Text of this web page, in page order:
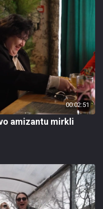
00:02:51
amizantu mirkli